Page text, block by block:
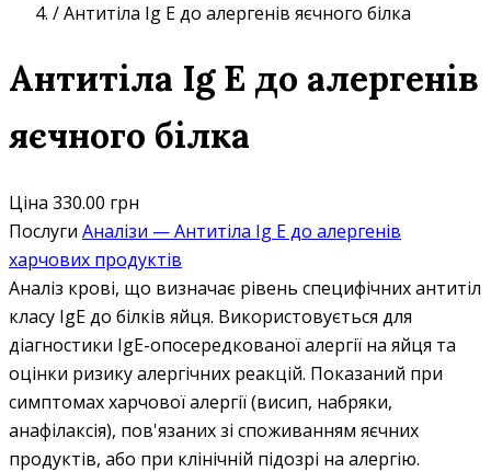
/Антитіла Ig E до алергенів яєчного білка
Антитіла Ig E до алергенів
яєчного білка
Ціна 330.00 грн
Послуги Аналізи — Антитіла Ig E до алергенів
харчових продуктів
Аналіз крові, що визначає рівень специфічних антитіл
класу IgE до білків яйця. Використовується для
діагностики IgE-опосередкованої алергії на яйця та
оцінки ризику алергічних реакцій. Показаний при
симптомах харчової алергії (висип, набряки,
анафілаксія), пов'язаних зі споживанням яєчних
продуктів, або при клінічній підозрі на алергію.